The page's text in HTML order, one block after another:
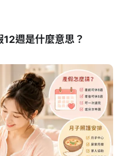
週是什麼意思？